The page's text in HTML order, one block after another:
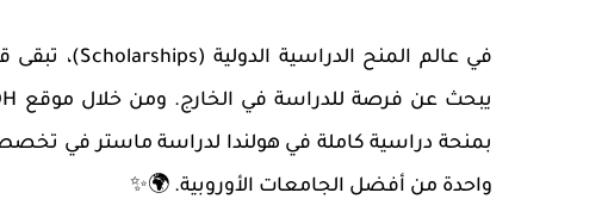
في عالم المنح الدراسية الدولية (Scholarships)
، تبقى
يبحث عن فرصة للدراسة في الخارج. ومن خلال موقع BNGOH
بمنحة دراسية كاملة في هولندا لدراسة ماستر في
واحدة من أفضل الجامعات الأوروبية. 🌍✨